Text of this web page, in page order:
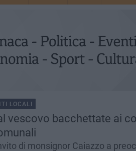
LOCALI
vescovo bacchettate ai
di monsignor Caiazzo a